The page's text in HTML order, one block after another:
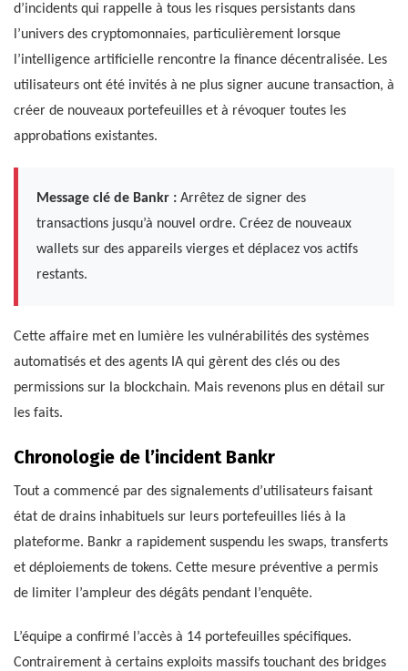
d’incidents qui rappelle à tous les risques persistants dans
l’univers des cryptomonnaies, particulièrement lorsque
l’intelligence artificielle rencontre la finance décentralisée. Les
utilisateurs ont été invités à ne plus signer aucune transaction, à
créer de nouveaux portefeuilles et à révoquer toutes les
approbations existantes.
Message clé de Bankr : Arrêtez de signer des
transactions jusqu’à nouvel ordre. Créez de nouveaux
wallets sur des appareils vierges et déplacez vos actifs
restants.
Cette affaire met en lumière les vulnérabilités des systèmes
automatisés et des agents IA qui gèrent des clés ou des
permissions sur la blockchain. Mais revenons plus en détail sur
les faits.
Chronologie de l’incident Bankr
Tout a commencé par des signalements d’utilisateurs faisant
état de drains inhabituels sur leurs portefeuilles liés à la
plateforme. Bankr a rapidement suspendu les swaps, transferts
et déploiements de tokens. Cette mesure préventive a permis
de limiter l’ampleur des dégâts pendant l’enquête.
L’équipe a confirmé l’accès à 14 portefeuilles spécifiques.
Contrairement à certains exploits massifs touchant des bridges